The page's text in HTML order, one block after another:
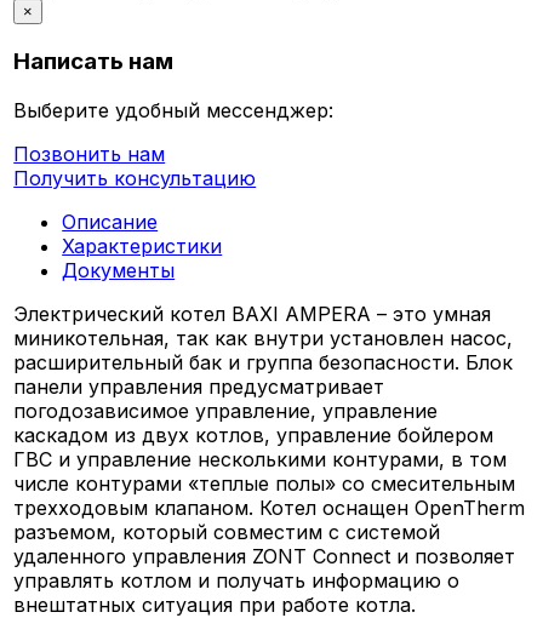
×
Написать нам
Выберите удобный мессенджер:
Позвонить нам
Получить консультацию
Описание
Характеристики
Документы
Электрический котел BAXI AMPERA – это умная
миникотельная, так как внутри установлен насос,
расширительный бак и группа безопасности. Блок
панели управления предусматривает
погодозависимое управление, управление
каскадом из двух котлов, управление бойлером
ГВС и управление несколькими контурами, в том
числе контурами «теплые полы» со смесительным
трехходовым клапаном. Котел оснащен OpenTherm
разъемом, который совместим с системой
удаленного управления ZONT Connect и позволяет
управлять котлом и получать информацию о
внештатных ситуация при работе котла.